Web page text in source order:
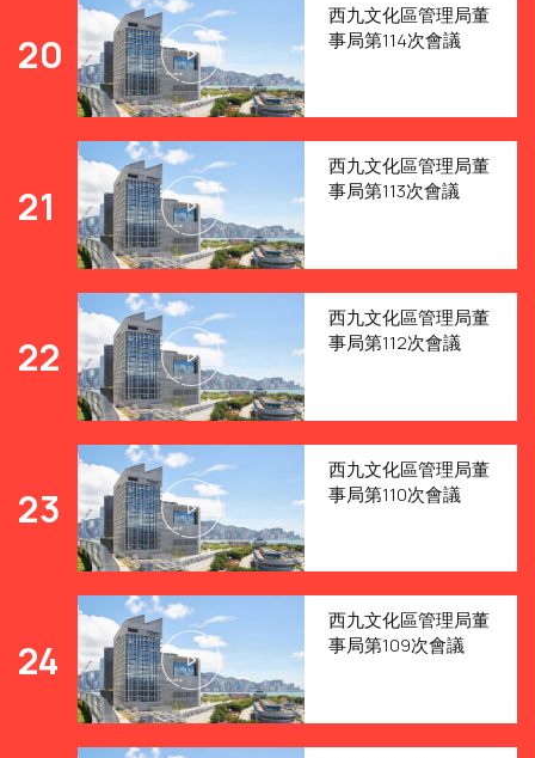
20
西九文化區管理局董
事局第114次會議
21
西九文化區管理局董
事局第113次會議
22
西九文化區管理局董
事局第112次會議
23
西九文化區管理局董
事局第110次會議
24
西九文化區管理局董
事局第109次會議